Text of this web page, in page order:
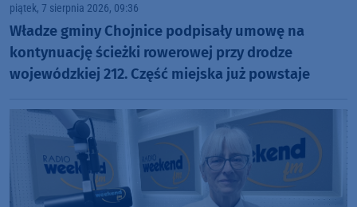
piątek, 7 sierpnia 2026, 09:36
Władze gminy Chojnice podpisały umowę na
kontynuację ścieżki rowerowej przy drodze
wojewódzkiej 212. Część miejska już powstaje